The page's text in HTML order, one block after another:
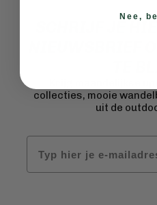
SCHRIJF JE
NIEUWSBRIEF
collecties, mooie
uit de
Email
Nee,